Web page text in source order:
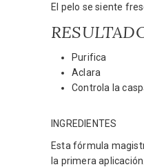
El pelo se siente
Purifica
Aclara
Controla la
INGREDIENTES
Esta fórmula
la primera aplicación.